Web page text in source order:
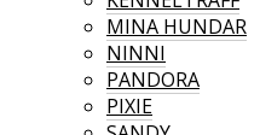
MINA HUNDAR
NINNI
PANDORA
PIXIE